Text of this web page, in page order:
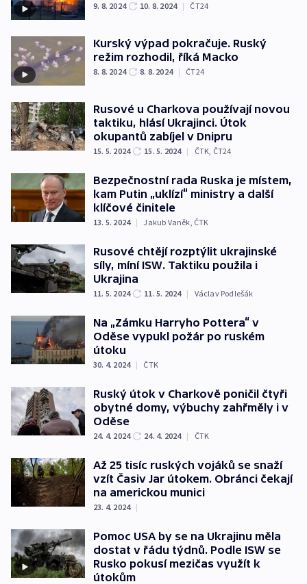
9. 8. 2024 10. 8. 2024 | ČT24
Kurský výpad pokračuje. Ruský
režim rozhodil, říká Macko
8. 8. 2024 8. 8. 2024 | ČT24
Rusové u Charkova používají novou
taktiku, hlásí Ukrajinci. Útok
okupantů zabíjel v Dnipru
15. 5. 2024 15. 5. 2024 | ČTK ČT24
Bezpečnostní rada Ruska je místem,
kam Putin „uklízí“ ministry a další
klíčové činitele
13. 5. 2024 | Jakub Vaněk ČTK
Rusové chtějí rozptýlit ukrajinské
síly, míní ISW. Taktiku použila i
Ukrajina
11. 5. 2024 11. 5. 2024 | Václav Podlešák
Na „Zámku Harryho Pottera“ v
Oděse vypukl požár po ruském
útoku
30. 4. 2024 | ČTK
Ruský útok v Charkově poničil čtyři
obytné domy, výbuchy zahřměly i v
Oděse
24. 4. 2024 24. 4. 2024 | ČTK
Až 25 tisíc ruských vojáků se snaží
vzít Časiv Jar útokem. Obránci čekají
na americkou munici
23. 4. 2024 |
Pomoc USA by se na Ukrajinu měla
dostat v řádu týdnů. Podle ISW se
Rusko pokusí mezičas využít k
útokům